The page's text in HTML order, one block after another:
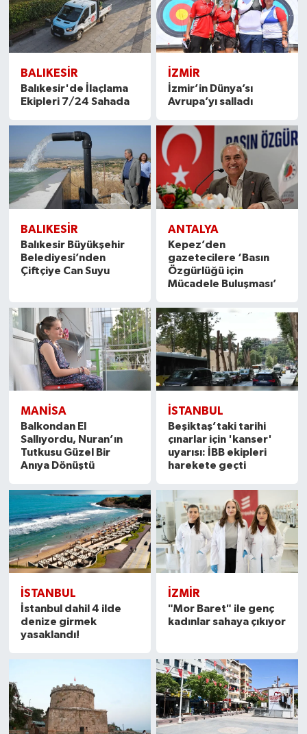
BALIKESIR
Balıkesir'de İlaçlama
Ekipleri 7/24 Sahada
İZMIR
İzmir’in Dünya’sı
Avrupa’yı salladı
BALIKESIR
Balıkesir Büyükşehir
Belediyesi’nden
Çiftçiye Can Suyu
ANTALYA
Kepez’den
gazetecilere ‘Basın
Özgürlüğü için
Mücadele Buluşması’
MANISA
Balkondan El
Sallıyordu, Nuran’ın
Tutkusu Güzel Bir
Anıya Dönüştü
İSTANBUL
Beşiktaş’taki tarihi
çınarlar için 'kanser'
uyarısı: İBB ekipleri
harekete geçti
İSTANBUL
İstanbul dahil 4 ilde
denize girmek
yasaklandı!
İZMIR
"Mor Baret" ile genç
kadınlar sahaya çıkıyor